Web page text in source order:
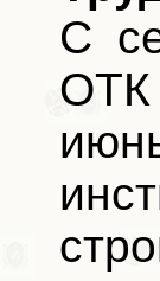
С
ОТК